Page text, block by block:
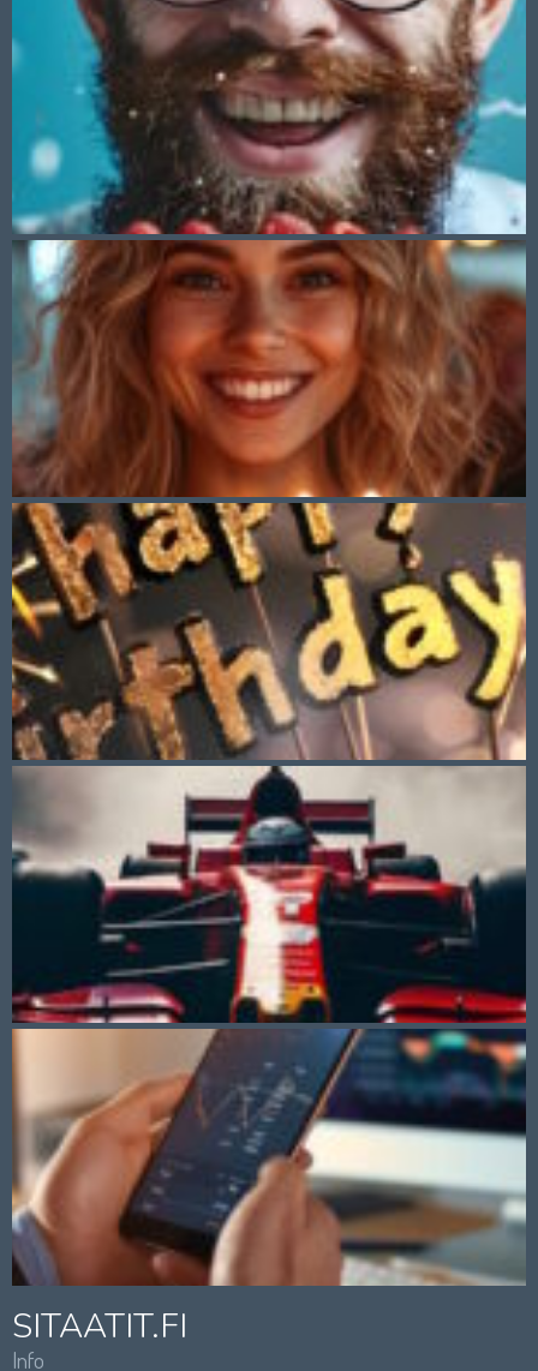
SITAATIT.FI
Info